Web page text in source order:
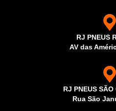
RJ PNEUS
AV das
RJ PNEUS
Rua São